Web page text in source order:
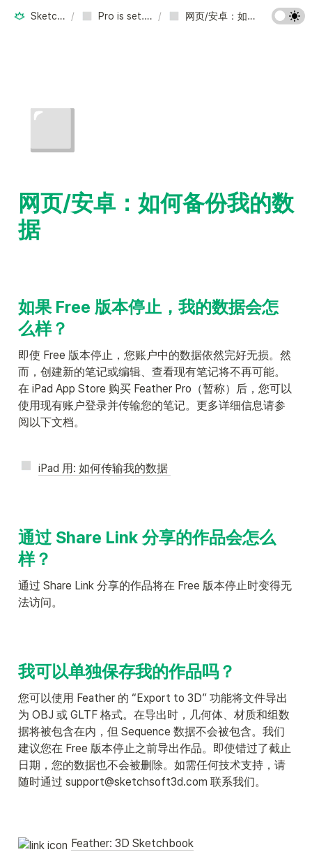
Sketchsoft Inc. / Pro is set. Free resets. / 网页/安卓：如何备份我的数据
◻️
网页/安卓：如何备份我的数
据
如果 Free 版本停止，我的数据会怎
么样？
即使 Free 版本停止，您账户中的数据依然完好无损。然
而，创建新的笔记或编辑、查看现有笔记将不再可能。
在 iPad App Store 购买 Feather Pro（暂称）后，您可以
使用现有账户登录并传输您的笔记。更多详细信息请参
阅以下文档。
iPad 用: 如何传输我的数据
通过 Share Link 分享的作品会怎么
样？
通过 Share Link 分享的作品将在 Free 版本停止时变得无
法访问。
我可以单独保存我的作品吗？
您可以使用 Feather 的 “Export to 3D” 功能将文件导出
为 OBJ 或 GLTF 格式。在导出时，几何体、材质和组数
据将被包含在内，但 Sequence 数据不会被包含。我们
建议您在 Free 版本停止之前导出作品。即使错过了截止
日期，您的数据也不会被删除。如需任何技术支持，请
随时通过 support@sketchsoft3d.com 联系我们。
Feather: 3D Sketchbook